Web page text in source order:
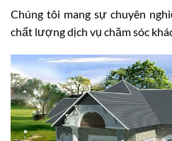
Chúng tôi mang sự chuyên
chất lượng dịch vụ chăm sóc